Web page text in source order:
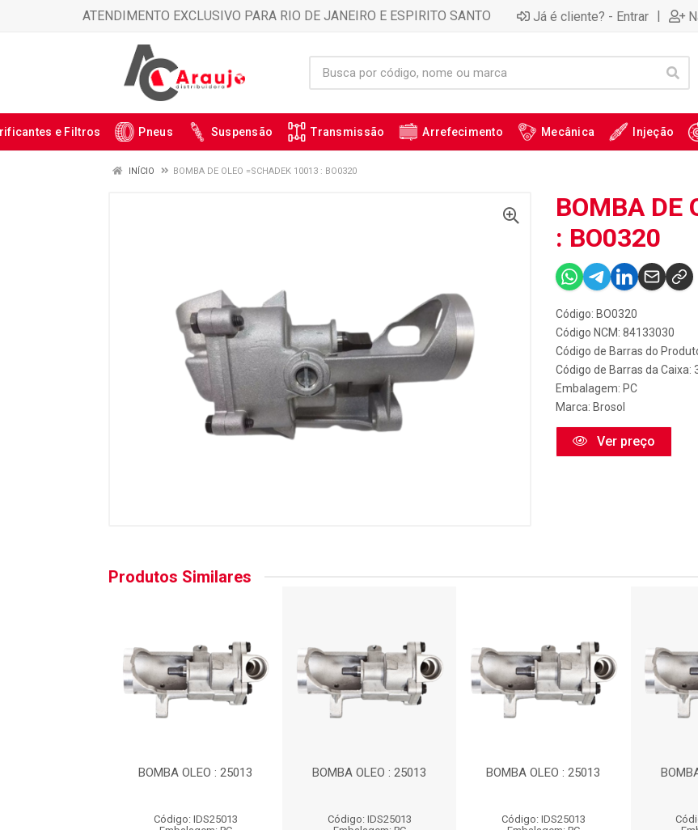
ATENDIMENTO EXCLUSIVO PARA RIO DE JANEIRO E ESPIRITO SANTO Já é cliente? - Entrar |
e Filtros Pneus Suspensão Transmissão Arrefecimento Mecânica Injeção
INÍCIO BOMBA DE OLEO =SCHADEK 10013 : BO0320
BOMBA DE
: BO0320
Código: BO0320
Código NCM: 84133030
Código de Barras do
Código de Barras da Caixa:
Embalagem: PC
Marca: Brosol
Ver preço
Produtos Similares
BOMBA OLEO : 25013
Código: IDS25013
BOMBA OLEO : 25013
Código: IDS25013
BOMBA OLEO : 25013
Código: IDS25013